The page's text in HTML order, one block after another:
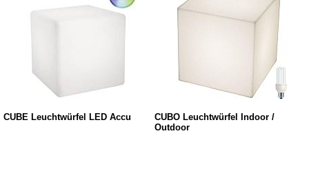
CUBE Leuchtwürfel LED Accu
CUBO Leuchtwürfel Indoor /
Outdoor